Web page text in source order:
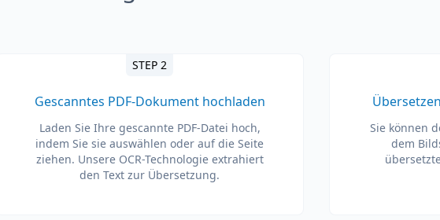
STEP 2
Gescanntes PDF-Dokument hochladen
Laden Sie Ihre gescannte PDF-Datei hoch,
indem Sie sie auswählen oder auf die Seite
ziehen. Unsere OCR-Technologie extrahiert
den Text zur Übersetzung.
Sie können
dem